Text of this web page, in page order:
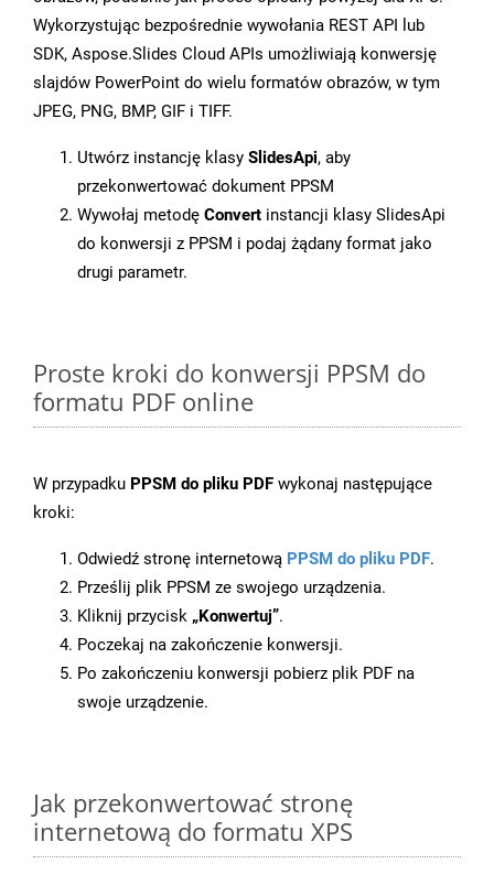
Wykorzystując bezpośrednie wywołania REST API lub
SDK, Aspose.Slides Cloud APIs umożliwiają konwersję
slajdów PowerPoint do wielu formatów obrazów, w tym
JPEG, PNG, BMP, GIF i TIFF.
Utwórz instancję klasy SlidesApi, aby
przekonwertować dokument PPSM
Wywołaj metodę Convert instancji klasy SlidesApi
do konwersji z PPSM i podaj żądany format jako
drugi parametr.
Proste kroki do konwersji PPSM do
formatu PDF online
W przypadku PPSM do pliku PDF wykonaj następujące
kroki:
Odwiedź stronę internetową PPSM do pliku PDF.
Prześlij plik PPSM ze swojego urządzenia.
Kliknij przycisk „Konwertuj”.
Poczekaj na zakończenie konwersji.
Po zakończeniu konwersji pobierz plik PDF na
swoje urządzenie.
Jak przekonwertować stronę
internetową do formatu XPS